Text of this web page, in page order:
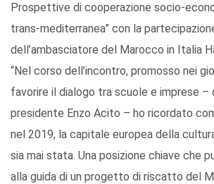
Prospettive di cooperazione socio-
trans-mediterranea” con la
dell’ambasciatore del Marocco in Italia
“Nel corso dell’incontro, promosso nei
favorire il dialogo tra scuole e imprese –
presidente Enzo Acito – ho ricordato
nel 2019, la capitale europea della
sia mai stata. Una posizione chiave che
alla guida di un progetto di riscatto del